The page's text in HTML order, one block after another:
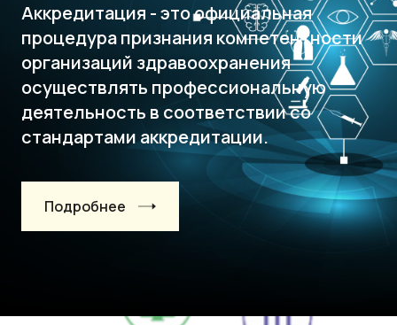
Аккредитация - это официальная
процедура признания компетентности
организаций здравоохранения
осуществлять профессиональную
деятельность в соответствии со
стандартами аккредитации.
Подробнее